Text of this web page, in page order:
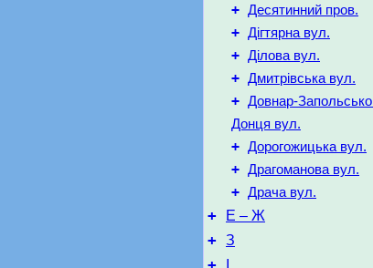
+ Десятинний пров.
+ Дігтярна вул.
+ Ділова вул.
+ Дмитрівська вул.
+ Довнар-
Донця вул.
+ Дорогожицька вул.
+ Драгоманова вул.
+ Драча вул.
+ Е – Ж
+ З